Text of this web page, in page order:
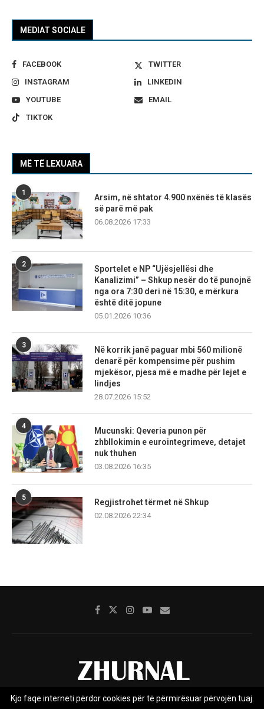
MEDIAT SOCIALE
FACEBOOK
TWITTER
INSTAGRAM
LINKEDIN
YOUTUBE
EMAIL
TIKTOK
MË TË LEXUARA
1
Arsim, në shtator 4.900 nxënës të klasës
së parë më pak
06.08.2026 17:33
2
Sportelet e NP “Ujësjellësi dhe
Kanalizimi” – Shkup nesër do të punojnë
nga ora 7:30 deri në 15:30, e mërkura
është ditë jopune
05.01.2026 10:36
3
Në korrik janë paguar mbi 560 milionë
denarë për kompensime për pushim
mjekësor, pjesa më e madhe për lejet e
lindjes
28.07.2026 15:52
4
Mucunski: Qeveria punon për
zhbllokimin e eurointegrimeve, detajet
nuk thuhen
03.08.2026 16:35
5
Regjistrohet tërmet në Shkup
02.08.2026 22:34
Kjo faqe interneti përdor cookies për të përmirësuar përvojën tuaj.